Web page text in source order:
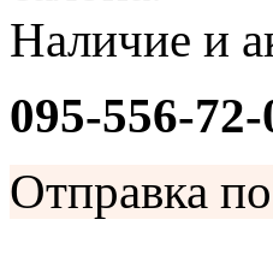
Наличие и
095-556-72-
Отправка